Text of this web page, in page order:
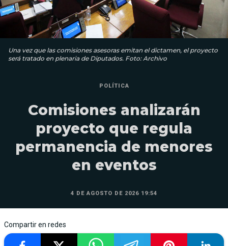
Una vez que las comisiones asesoras emitan el dictamen, el proyecto
será tratado en plenaria de Diputados. Foto: Archivo
POLÍTICA
Comisiones analizarán
proyecto que regula
permanencia de menores
en eventos
4 DE AGOSTO DE 2026 19:54
Compartir en redes